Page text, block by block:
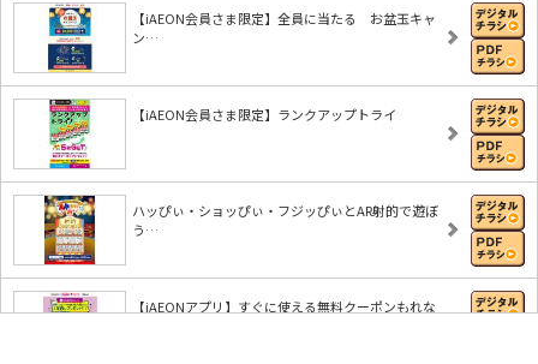
【iAEON会員さま限定】全員に当たる お盆玉キャ
ン…
【iAEON会員さま限定】ランクアップトライ
ハッぴぃ・ショッぴぃ・フジッぴぃとAR射的で遊ぼ
う…
【iAEONアプリ】すぐに使える無料クーポンもれな